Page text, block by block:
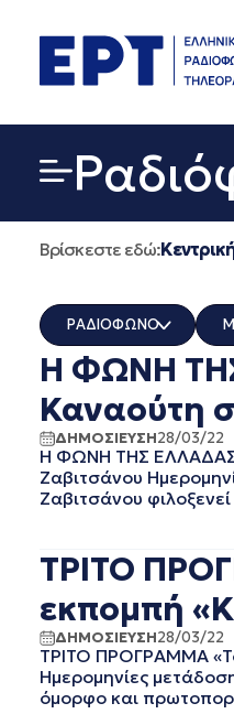
περιεχόμενο
Βρίσκεστε εδώ:
ΡΑΔΙΟΦΩΝΟ
ΟΛΑ
ERT COSMOS
ERTECHO
ERTFLIX
EUROVISION - EBU
EΡΤ1
EΡΤNEWS
ΑΘΛΗΤΙΚΑ
ΓΕΝΙΚΗ
ΓΡΑΦΕΙΟ ΤΥΠΟΥ ΕΡΤ
ΚΙΝΗΜΑΤΟΓΡΑΦΙΚΕΣ
ΤΑΙΝΙΕΣ
Η ΦΩΝΗ
Καναούτη
ΔΗΜΟΣΙΕΥΣΗ28/03/22
Η ΦΩΝΗ ΤΗΣ ΕΛΛΑΔΑΣ
Ζαβιτσάνου
Ζαβιτσάνου
ΤΡΙΤΟ
εκπομπή
ΔΗΜΟΣΙΕΥΣΗ28/03/22
ΤΡΙΤΟ ΠΡΟΓΡΑΜΜΑ
Ημερομηνίες
όμορφο και